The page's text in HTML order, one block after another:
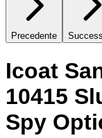
Precedente
Icoat
10415
Spy